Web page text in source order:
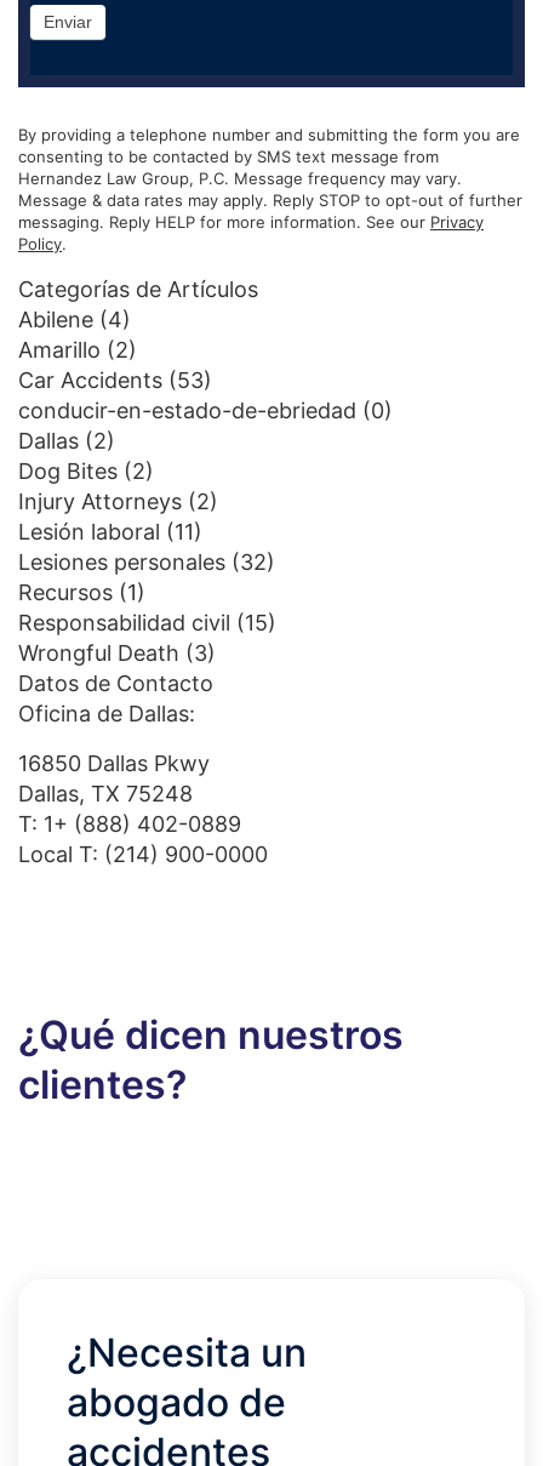
Enviar
By providing a telephone number and submitting the form you are
consenting to be contacted by SMS text message from
Hernandez Law Group, P.C. Message frequency may vary.
Message & data rates may apply. Reply STOP to opt-out of further
messaging. Reply HELP for more information. See our Privacy
Policy.
Categorías de Artículos
Abilene (4)
Amarillo (2)
Car Accidents (53)
conducir-en-estado-de-ebriedad (0)
Dallas (2)
Dog Bites (2)
Injury Attorneys (2)
Lesión laboral (11)
Lesiones personales (32)
Recursos (1)
Responsabilidad civil (15)
Wrongful Death (3)
Datos de Contacto
Oficina de Dallas:
16850 Dallas Pkwy
Dallas, TX 75248
T: 1+ (888) 402-0889
Local T: (214) 900-0000
¿Qué dicen nuestros
clientes?
¿Necesita un
abogado de
accidentes